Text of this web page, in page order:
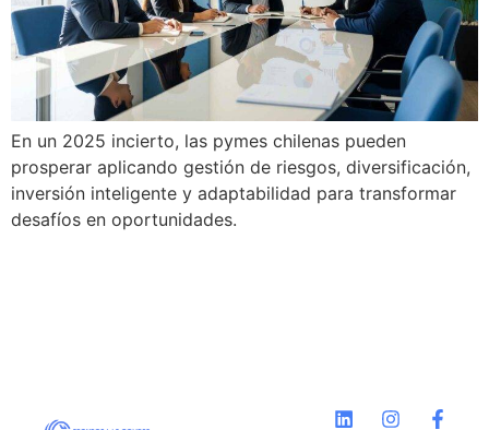
En un 2025 incierto, las pymes chilenas pueden
prosperar aplicando gestión de riesgos, diversificación,
inversión inteligente y adaptabilidad para transformar
desafíos en oportunidades.